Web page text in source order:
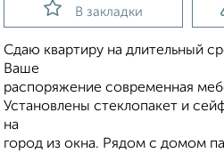
В закладки
Сдаю квартиру на длительный
Ваше
распоряжение современная
Установлены стеклопакет и
на
город из окна. Рядом с домом